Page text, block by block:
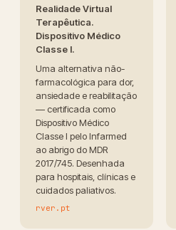
Realidade Virtual
Terapêutica.
Dispositivo Médico
Classe I.
Uma alternativa não-
farmacológica para dor,
ansiedade e reabilitação
— certificada como
Dispositivo Médico
Classe I pelo Infarmed
ao abrigo do MDR
2017/745. Desenhada
para hospitais, clínicas e
cuidados paliativos.
rver.pt